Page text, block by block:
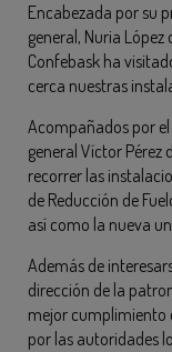
Encabezada por su
general, Nuria
Confebask ha
cerca nuestras
Acompañados por
general Víctor Pérez
recorrer las
de Reducción de
así como la nueva
Además de
dirección de la
mejor cumplimiento
por las autoridades